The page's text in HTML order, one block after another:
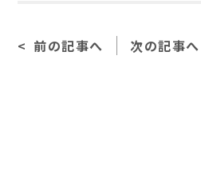
b
前の記事へ 次の記事へ